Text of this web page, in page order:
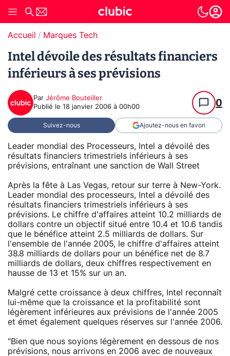
Accueil Marques Tech
Intel dévoile des résultats financiers
inférieurs à ses prévisions
Par Jérôme Bouteiller
Publié le 18 janvier 2006 à 00h00 0
Suivez-nous Ajoutez-nous en favori
Leader mondial des Processeurs, Intel a dévoilé des
résultats financiers trimestriels inférieurs à ses
prévisions, entraînant une sanction de Wall Street
Après la fête à Las Vegas, retour sur terre à New-York.
Leader mondial des processeurs, Intel a dévoilé des
résultats financiers trimestriels inférieurs à ses
prévisions. Le chiffre d'affaires atteint 10.2 milliards de
dollars contre un objectif situé entre 10.4 et 10.6 tandis
que le bénéfice atteint 2.5 milliards de dollars. Sur
l'ensemble de l'année 2005, le chiffre d'affaires atteint
38.8 milliards de dollars pour un bénéfice net de 8.7
milliards de dollars, deux chiffres respectivement en
hausse de 13 et 15% sur un an.
Malgré cette croissance à deux chiffres, Intel reconnaît
lui-même que la croissance et la profitabilité sont
légèrement inférieures aux prévisions de l'année 2005
et émet également quelques réserves sur l'année 2006.
"Bien que nous soyions légèrement en dessous de nos
prévisions, nous arrivons en 2006 avec de nouveaux